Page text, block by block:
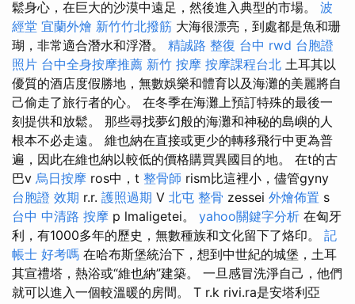
鬆身心，在巨大的沙漠中遠足，然後進入典型的市場。 波
經堂 宜蘭外燴 新竹竹北撥筋 大海很漂亮，到處都是魚和珊
瑚，非常適合潛水和浮潛。 精誠路 整復 台中 rwd 台胞證
照片 台中全身按摩推薦 新竹 按摩 按摩課程台北 土耳其以
優質的酒店度假勝地，無數娛樂和體育以及海灘的美麗將自
己偷走了旅行者的心。 在冬季在海灘上預訂特殊的最後一
刻提供和放鬆。 那些尋找夢幻般的海灘和神秘的島嶼的人
根本不必走遠。 維也納在直接或更少的轉移飛行中更為普
遍，因此在維也納以較低的價格購買異國目的地。 在t的古
巴v 烏日按摩 ros中，t 整骨師 rism比這裡小，儘管gyny
台胞證 效期 r.r. 護照過期 V 北屯 整骨 zessei 外燴佈置 s
台中 中清路 按摩 p lmaligetei。 yahoo關鍵字分析 在匈牙
利，有1000多年的歷史，無數種族和文化留下了烙印。 記
帳士 好考嗎 在哈布斯堡統治下，想到中世紀的城堡，土耳
其宣禮塔，熱浴或“維也納”建築。 一旦感冒洗淨自己，他們
就可以進入一個較溫暖的房間。 T r.k rivi.ra是安塔利亞